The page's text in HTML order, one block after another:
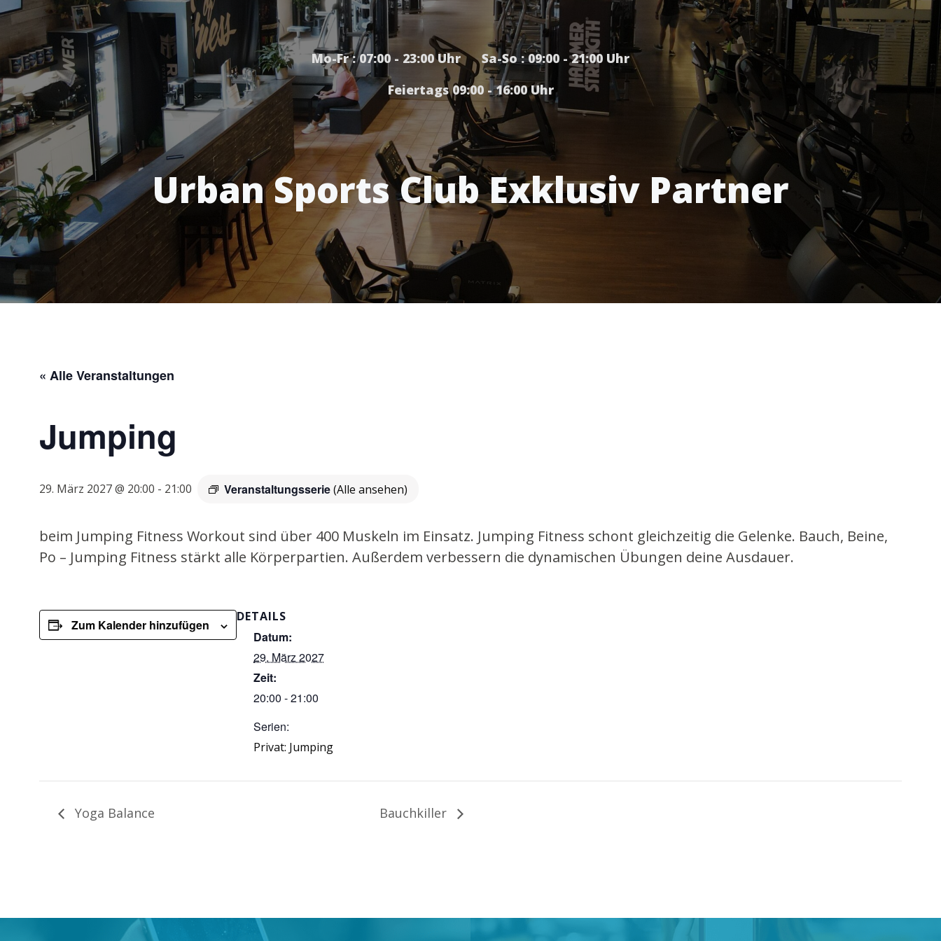
Mo-Fr : 07:00 - 23:00 Uhr Sa-So : 09:00 - 21:00 Uhr
Feiertags 09:00 - 16:00 Uhr
Urban Sports Club Exklusiv Partner
« Alle Veranstaltungen
Jumping
29. März 2027 @ 20:00 - 21:00 Veranstaltungsserie(Alle ansehen)
beim Jumping Fitness Workout sind über 400 Muskeln im Einsatz. Jumping Fitness schont gleichzeitig die Gelenke. Bauch, Beine,
Po – Jumping Fitness stärkt alle Körperpartien. Außerdem verbessern die dynamischen Übungen deine Ausdauer.
Zum Kalender hinzufügen
DETAILS
Datum:
29. März 2027
Zeit:
20:00 - 21:00
Serien:
Privat: Jumping
Yoga Balance Bauchkiller